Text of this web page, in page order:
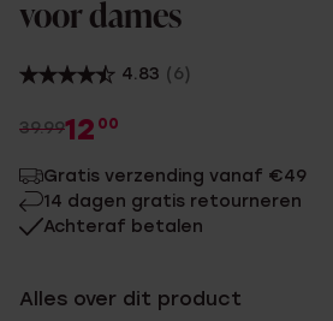
voor dames
4.83 (6)
39.9912 00
Gratis verzending vanaf €49
14 dagen gratis retourneren
Achteraf betalen
Alles over dit product